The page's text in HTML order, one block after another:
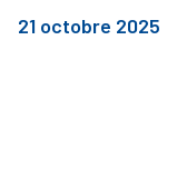
21 octobre 2025